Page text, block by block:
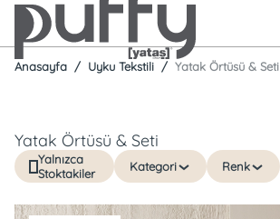
Anasayfa Uyku Tekstili Yatak Örtüsü & Seti
Yatak Örtüsü & Seti
Yalnızca
Stoktakiler
Kategori Renk